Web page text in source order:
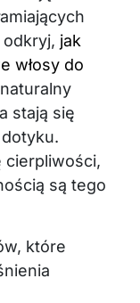
odkryj, jak
włosy do
stają się
cierpliwości,
są tego
które